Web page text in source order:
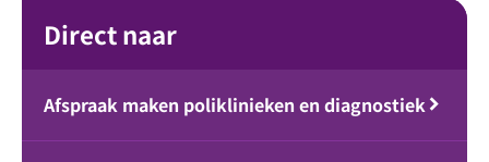
Direct naar
Afspraak maken poliklinieken en diagnostiek